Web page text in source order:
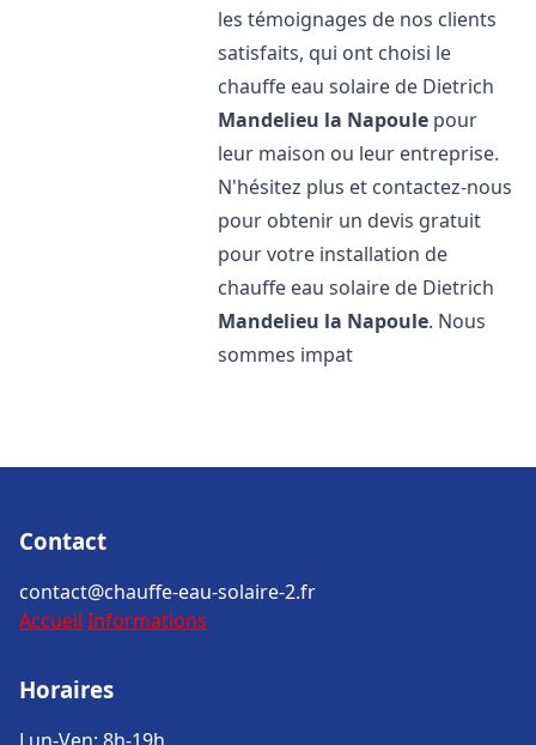
les témoignages de nos clients
satisfaits, qui ont choisi le
chauffe eau solaire de Dietrich
Mandelieu la Napoule pour
leur maison ou leur entreprise.
N'hésitez plus et contactez-nous
pour obtenir un devis gratuit
pour votre installation de
chauffe eau solaire de Dietrich
Mandelieu la Napoule. Nous
sommes impat
Contact
contact@chauffe-eau-solaire-2.fr
Accueil Informations
Horaires